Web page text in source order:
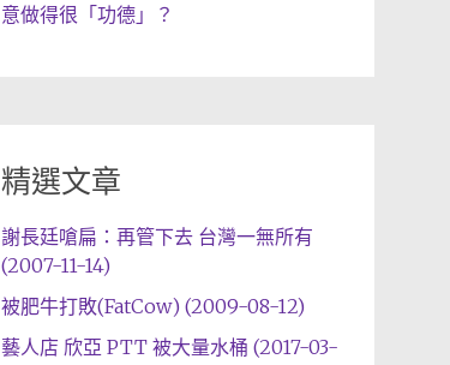
意做得很「功德」？
精選文章
謝長廷嗆扁：再管下去 台灣一無所有
(2007-11-14)
被肥牛打敗(FatCow) (2009-08-12)
藝人店 欣亞 PTT 被大量水桶 (2017-03-